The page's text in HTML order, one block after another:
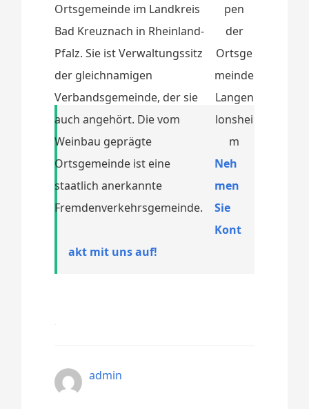
Ortsgemeinde im Landkreis
Bad Kreuznach in Rheinland-
Pfalz. Sie ist Verwaltungssitz
der gleichnamigen
Verbandsgemeinde, der sie
auch angehört. Die vom
Weinbau geprägte
Ortsgemeinde ist eine
staatlich anerkannte
Fremdenverkehrsgemeinde.
Neh
men
Sie
Kont
akt mit uns auf!
admin